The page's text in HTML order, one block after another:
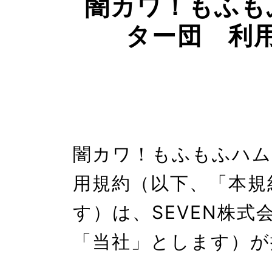
闇カワ！もふ
ター団　利
闇カワ！もふもふハ
用規約（以下、「本
す）は、SEVEN株式
「当社」とします）